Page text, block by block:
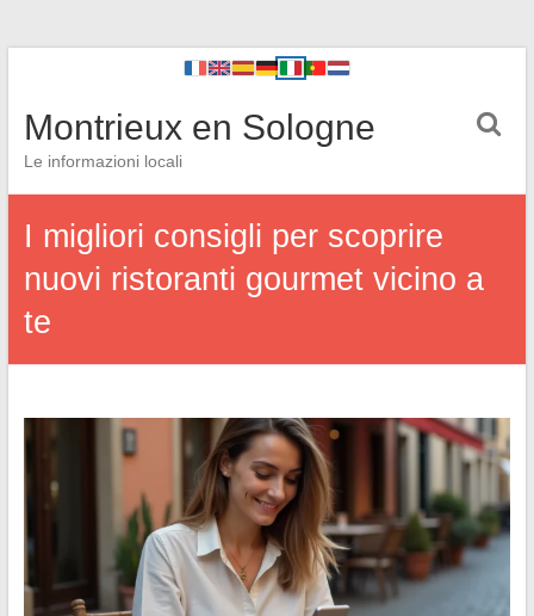
Montrieux en Sologne
Le informazioni locali
I migliori consigli per scoprire
nuovi ristoranti gourmet vicino a
te